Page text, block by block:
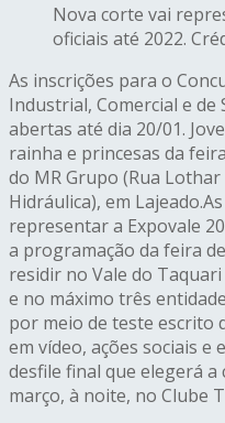
Nova corte vai
oficiais até 2022.
As inscrições para o
Industrial, Comercial e de
abertas até dia 20/01.
rainha e princesas da
do MR Grupo (Rua
Hidráulica), em
representar a Expovale
a programação da feira
residir no Vale do
e no máximo três
por meio de teste escrito
em vídeo, ações sociais e
desfile final que elegerá
março, à noite, no Clube